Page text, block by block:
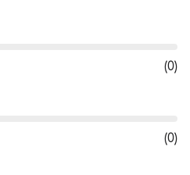
(0)
(0)